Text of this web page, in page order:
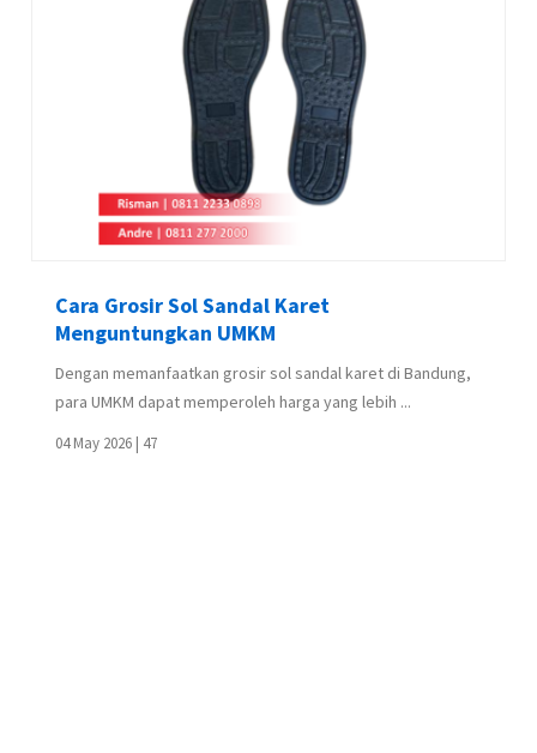
Cara Grosir Sol Sandal Karet
Menguntungkan UMKM
Dengan memanfaatkan grosir sol sandal karet di Bandung,
para UMKM dapat memperoleh harga yang lebih ...
04 May 2026 | 47